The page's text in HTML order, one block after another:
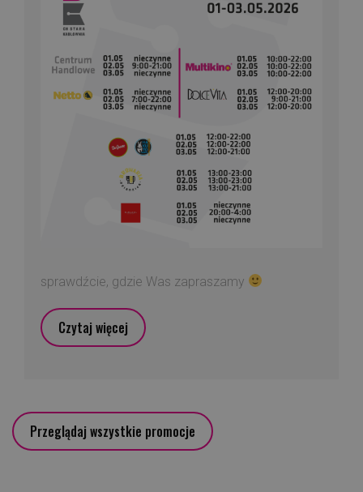
sprawdźcie, gdzie Was zapraszamy
Czytaj więcej
Przeglądaj wszystkie promocje